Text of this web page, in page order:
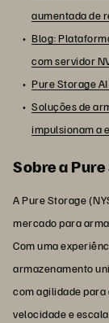
aumentada de
Blog:
com servidor
Pure Storage
Soluções de
impulsionam a
Sobre a
A Pure Storage
mercado para
Com uma
armazenamento
com agilidade para
velocidade e